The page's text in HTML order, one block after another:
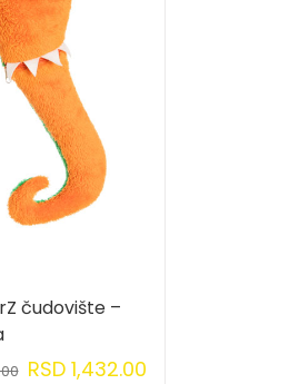
čudovište –
RSD1,432.00